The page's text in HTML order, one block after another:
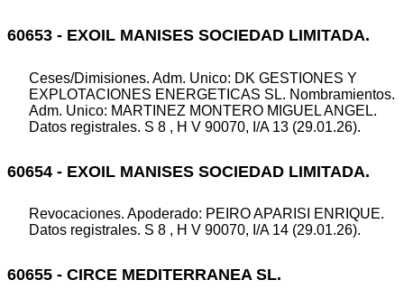
60653 - EXOIL MANISES SOCIEDAD LIMITADA.
Ceses/Dimisiones. Adm. Unico: DK GESTIONES Y
EXPLOTACIONES ENERGETICAS SL. Nombramientos.
Adm. Unico: MARTINEZ MONTERO MIGUEL ANGEL.
Datos registrales. S 8 , H V 90070, I/A 13 (29.01.26).
60654 - EXOIL MANISES SOCIEDAD LIMITADA.
Revocaciones. Apoderado: PEIRO APARISI ENRIQUE.
Datos registrales. S 8 , H V 90070, I/A 14 (29.01.26).
60655 - CIRCE MEDITERRANEA SL.